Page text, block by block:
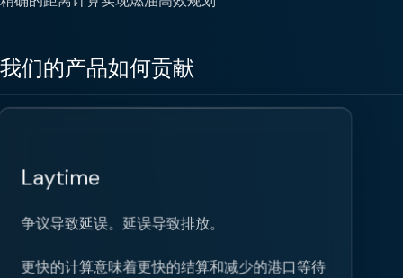
我们的产品如何贡献
Laytime
争议导致延误。延误导致排放。
更快的计算意味着更快的结算和减少的港口等待